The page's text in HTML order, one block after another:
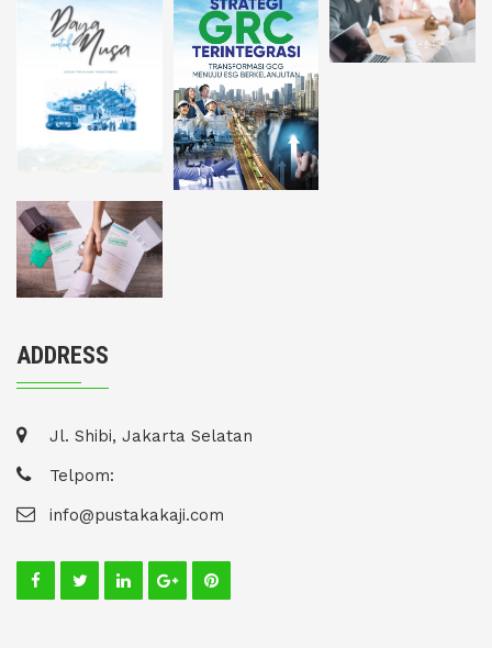
ADDRESS
Jl. Shibi, Jakarta Selatan
Telpom:
info@pustakakaji.com